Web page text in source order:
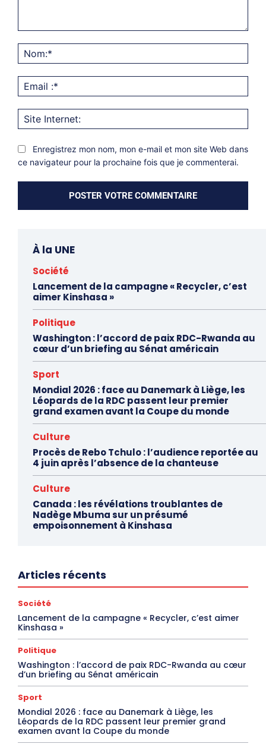
:*
Enregistrez mon nom, mon e-mail et mon site Web dans
ce navigateur pour la prochaine fois que je commenterai.
À la UNE
Société
Lancement de la campagne « Recycler, c’est
aimer Kinshasa »
Politique
Washington : l’accord de paix RDC-Rwanda au
cœur d’un briefing au Sénat américain
Sport
Mondial 2026 : face au Danemark à Liège, les
Léopards de la RDC passent leur premier
grand examen avant la Coupe du monde
Culture
Procès de Rebo Tchulo : l’audience reportée au
4 juin après l’absence de la chanteuse
Culture
Canada : les révélations troublantes de
Nadège Mbuma sur un présumé
empoisonnement à Kinshasa
Articles récents
Société
Lancement de la campagne « Recycler, c’est aimer
Kinshasa »
Politique
Washington : l’accord de paix RDC-Rwanda au cœur
d’un briefing au Sénat américain
Sport
Mondial 2026 : face au Danemark à Liège, les
Léopards de la RDC passent leur premier grand
examen avant la Coupe du monde